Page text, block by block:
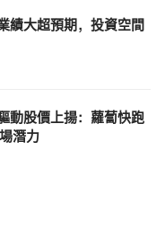
告的內容時所作的行為而導
間接的，隨之而發生的損
途證券或其關連公司的立
證券亦無責任提供任何有關
券之客戶作一般閱覽之用，
狀況或任何特別需要。本報
的任何成員作出提議，建議
證券。本報告所提及之產品
任何投資決策時須充分考慮
力獨立評估投資風險並就投
績大超預期，投資空間
動股價上揚：蘿蔔快跑
潛力